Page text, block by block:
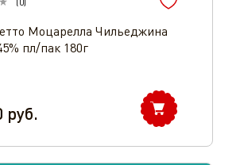
Моцарелла Чильеджина
пл/пак 180г
руб.